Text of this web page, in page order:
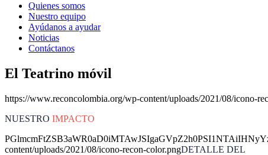
Quienes somos
Nuestro equipo
Ayúdanos a ayudar
Noticias
Contáctanos
El Teatrino móvil
https://www.reconcolombia.org/wp-content/uploads/2021/08/icono-
NUESTRO IMPACTO
content/uploads/2021/08/icono-recon-color.pngDETALLE DEL